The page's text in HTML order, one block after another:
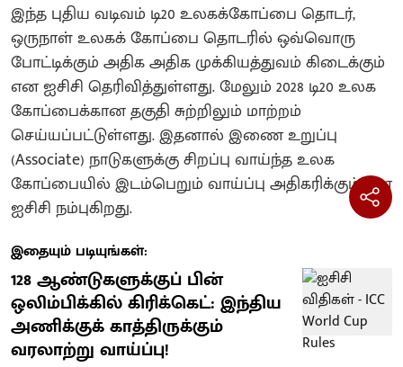
இந்த புதிய வடிவம் டி20 உலகக்கோப்பை தொடர்,
ஒருநாள் உலகக் கோப்பை தொடரில் ஒவ்வொரு
போட்டிக்கும் அதிக அதிக முக்கியத்துவம் கிடைக்கும்
என ஐசிசி தெரிவித்துள்ளது. மேலும் 2028 டி20 உலக
கோப்பைக்கான தகுதி சுற்றிலும் மாற்றம்
செய்யப்பட்டுள்ளது. இதனால் இணை உறுப்பு
(Associate) நாடுகளுக்கு சிறப்பு வாய்ந்த உலக
கோப்பையில் இடம்பெறும் வாய்ப்பு அதிகரிக்கும் என
ஐசிசி நம்புகிறது.
இதையும் படியுங்கள்:
128 ஆண்டுகளுக்குப் பின்
ஒலிம்பிக்கில் கிரிக்கெட்: இந்திய
அணிக்குக் காத்திருக்கும்
வரலாற்று வாய்ப்பு!